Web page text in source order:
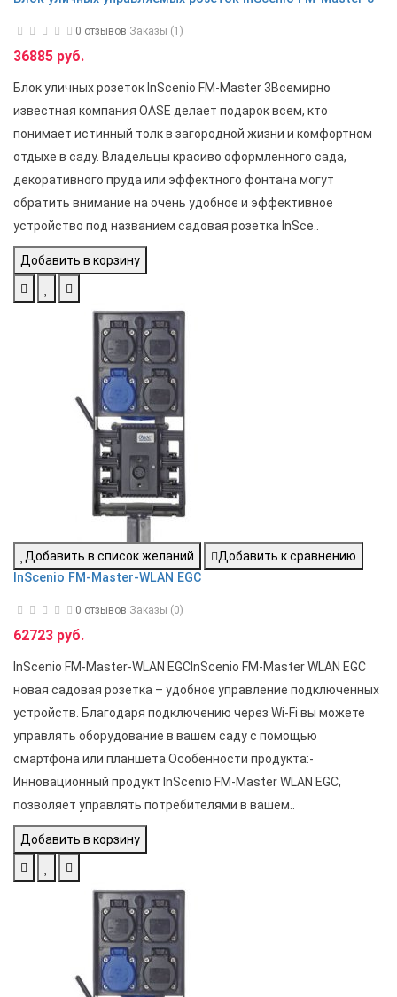
0 отзывов Заказы (1)
36885 руб.
Блок уличных розеток InScenio FM-Master 3Всемирно
известная компания OASE делает подарок всем, кто
понимает истинный толк в загородной жизни и комфортном
отдыхе в саду. Владельцы красиво оформленного сада,
декоративного пруда или эффектного фонтана могут
обратить внимание на очень удобное и эффективное
устройство под названием садовая розетка InSce..
Добавить в корзину
Добавить в список желаний
Добавить к сравнению
InScenio FM-Master-WLAN EGC
0 отзывов Заказы (0)
62723 руб.
InScenio FM-Master-WLAN EGCInScenio FM-Master WLAN EGC
новая садовая розетка – удобное управление подключенных
устройств. Благодаря подключению через Wi-Fi вы можете
управлять оборудование в вашем саду с помощью
смартфона или планшета.Особенности продукта:-
Инновационный продукт InScenio FM-Master WLAN EGC,
позволяет управлять потребителями в вашем..
Добавить в корзину